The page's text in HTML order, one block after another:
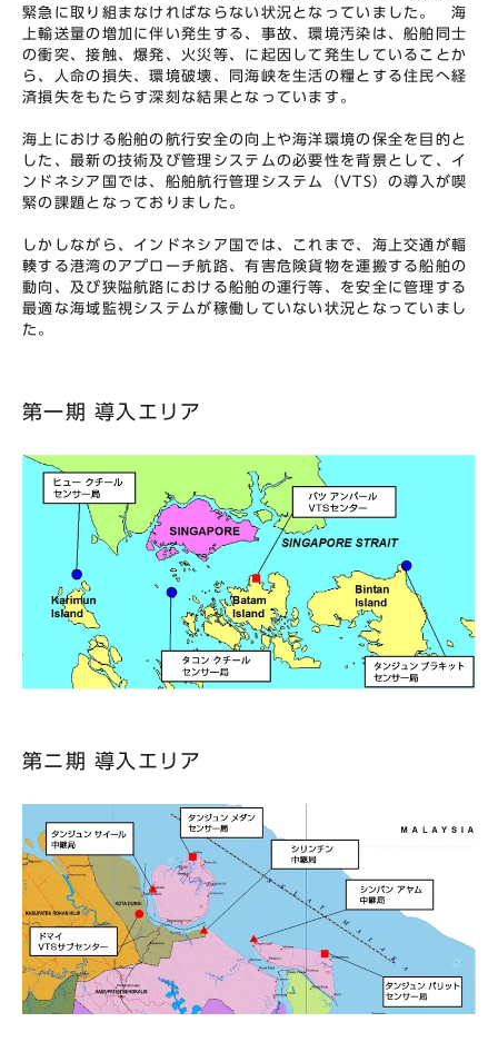
緊急に取り組まなければならない状況となっていました。 海
上輸送量の増加に伴い発生する、事故、環境汚染は、船舶同士
の衝突、接触、爆発、火災等、に起因して発生していることか
ら、人命の損失、環境破壊、同海峡を生活の糧とする住民へ経
済損失をもたらす深刻な結果となっています。
海上における船舶の航行安全の向上や海洋環境の保全を目的と
した、最新の技術及び管理システムの必要性を背景として、イ
ンドネシア国では、船舶航行管理システム（VTS）の導入が喫
緊の課題となっておりました。
しかしながら、インドネシア国では、これまで、海上交通が輻
輳する港湾のアプローチ航路、有害危険貨物を運搬する船舶の
動向、及び狭隘航路における船舶の運行等、を安全に管理する
最適な海域監視システムが稼働していない状況となっていまし
た。
第一期 導入エリア
第ニ期 導入エリア